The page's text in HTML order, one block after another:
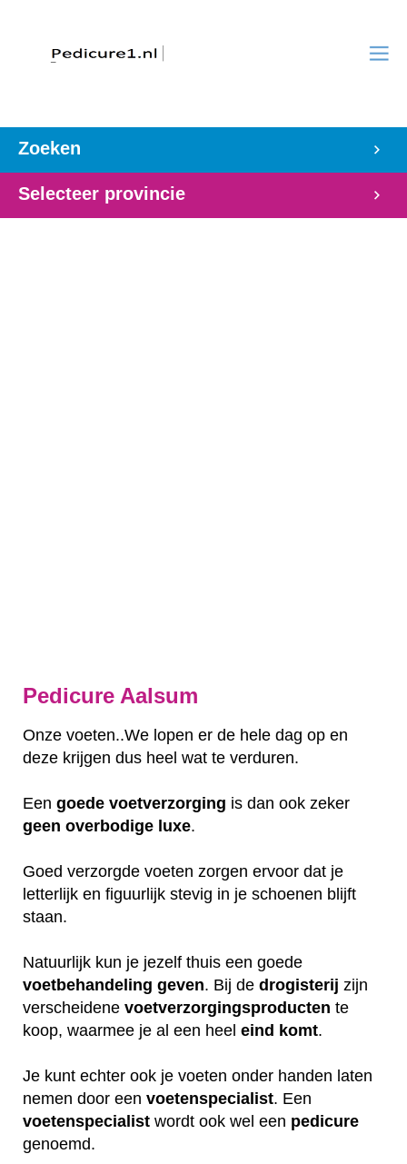
Zoeken
Selecteer provincie
Pedicure Aalsum
Onze voeten..We lopen er de hele dag op en
deze krijgen dus heel wat te verduren.
Een goede voetverzorging is dan ook zeker
geen overbodige luxe.
Goed verzorgde voeten zorgen ervoor dat je
letterlijk en figuurlijk stevig in je schoenen blijft
staan.
Natuurlijk kun je jezelf thuis een goede
voetbehandeling geven. Bij de drogisterij zijn
verscheidene voetverzorgingsproducten te
koop, waarmee je al een heel eind komt.
Je kunt echter ook je voeten onder handen laten
nemen door een voetenspecialist. Een
voetenspecialist wordt ook wel een pedicure
genoemd.